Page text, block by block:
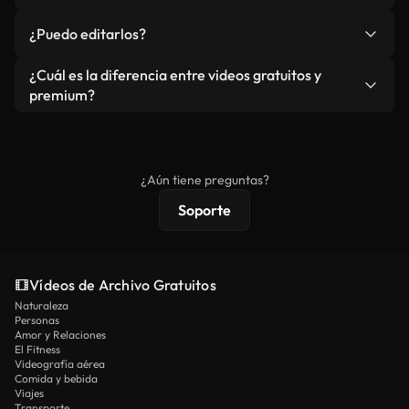
independiente.
agua. Obtendrá metraje limpio y listo para usar en
cada descarga.
¿Puedo editarlos?
Sí. Eres libre de recortar o mezclar nuestros
vídeos. Solo asegúrese de que el producto final no
¿Cuál es la diferencia entre videos gratuitos y
premium?
protecciones de licencia extendidas.
¿Aún tiene preguntas?
Soporte
Vídeos de Archivo Gratuitos
Naturaleza
Personas
Amor y Relaciones
El Fitness
Videografía aérea
Comida y bebida
Viajes